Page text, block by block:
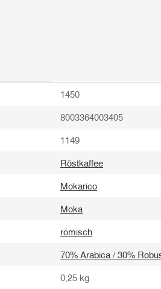
1450
8003364003405
1149
Röstkaffee
Mokarico
Moka
römisch
70% Arabica / 30%
0,25 kg